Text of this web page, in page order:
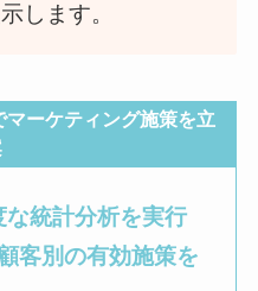
します。
ーケティング施策を立
統計分析を実行
客別の有効施策を